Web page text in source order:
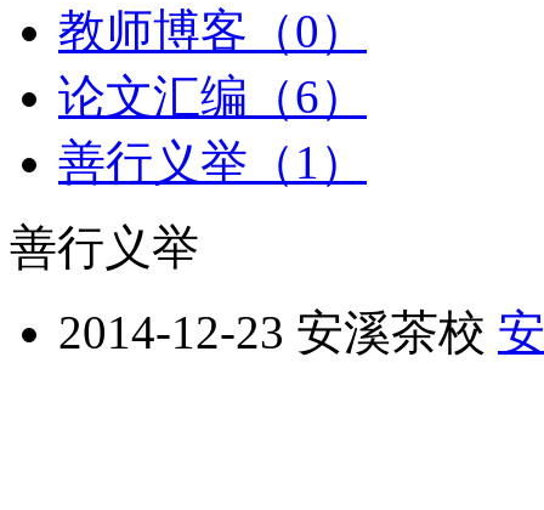
教师博客（0）
论文汇编（6）
善行义举（1）
善行义举
2014-12-23 安溪茶校